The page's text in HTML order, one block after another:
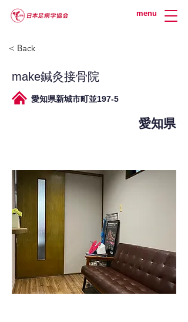
menu
< Back
make鍼灸接骨院
愛知県新城市町並197-5
愛知県